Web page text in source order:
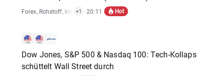
Forex, Rohstoff, Index, Aktien
+1 · 20:11 Hot
Dow Jones, S&P 500 & Nasdaq 100: Tech-Kollaps
schüttelt Wall Street durch